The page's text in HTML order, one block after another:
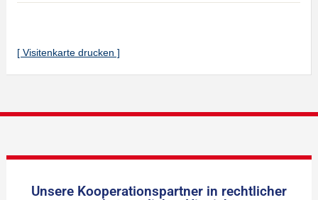
[ Visitenkarte drucken ]
Unsere Kooperationspartner in rechtlicher